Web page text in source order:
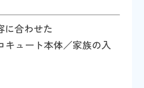
に合わせた
キュート本体／家族の入